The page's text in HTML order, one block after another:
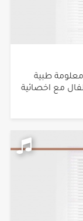
طبية
مع اخصائية